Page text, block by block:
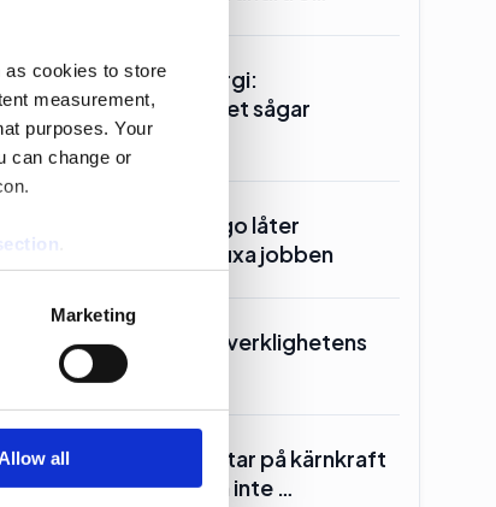
as cookies to store
measurement,
purposes. Your
can change or
combine it with
Marketing
all
Seklets energi:
Centerpartiet sågar
kärnkraften
Ander(s) Lago låter
Manpower fixa jobben
Kd skrotar ”verklighetens
folk”
Centern röstar på kärnkraft
– för att den inte …